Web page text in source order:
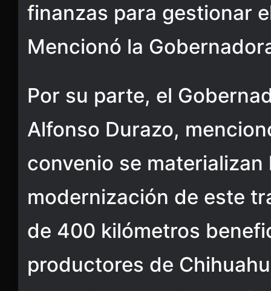
finanzas para gestionar
Mencionó la
Por su parte, el
Alfonso Durazo,
convenio se
modernización de este
de 400 kilómetros
productores de